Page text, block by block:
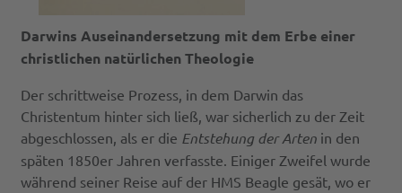
Darwins Auseinandersetzung mit dem Erbe einer
christlichen natürlichen Theologie
Der schrittweise Prozess, in dem Darwin das
Christentum hinter sich ließ, war sicherlich zu der Zeit
abgeschlossen, als er die Entstehung der Arten in den
späten 1850er Jahren verfasste. Einiger Zweifel wurde
während seiner Reise auf der HMS Beagle gesät, wo er